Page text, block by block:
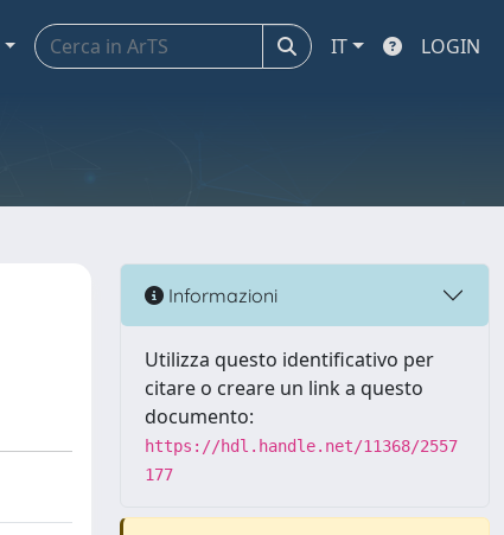
IT LOGIN
Informazioni
Utilizza questo identificativo per
citare o creare un link a questo
documento:
https://hdl.handle.net/11368/2557
177